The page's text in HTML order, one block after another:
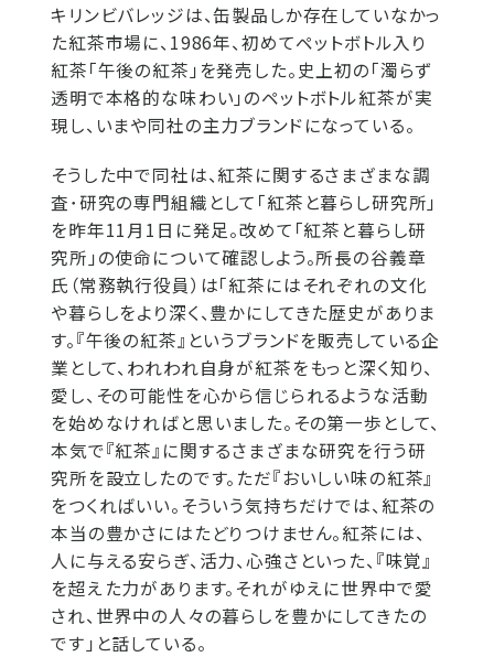
キリンビバレッジは、缶製品しか存在していなかっ
た紅茶市場に、1986年、初めてペットボトル入り
紅茶「午後の紅茶」を発売した。史上初の「濁らず
透明で本格的な味わい」のペットボトル紅茶が実
現し、いまや同社の主力ブランドになっている。
そうした中で同社は、紅茶に関するさまざまな調
査･研究の専門組織として「紅茶と暮らし研究所」
を昨年11月1日に発足。改めて「紅茶と暮らし研
究所」の使命について確認しよう。所長の谷義章
氏（常務執行役員）は「紅茶にはそれぞれの文化
や暮らしをより深く、豊かにしてきた歴史がありま
す。『午後の紅茶』というブランドを販売している企
業として、われわれ自身が紅茶をもっと深く知り、
愛し、その可能性を心から信じられるような活動
を始めなければと思いました。その第一歩として、
本気で『紅茶』に関するさまざまな研究を行う研
究所を設立したのです。ただ『おいしい味の紅茶』
をつくればいい。そういう気持ちだけでは、紅茶の
本当の豊かさにはたどりつけません。紅茶には、
人に与える安らぎ、活力、心強さといった、『味覚』
を超えた力があります。それがゆえに世界中で愛
され、世界中の人々の暮らしを豊かにしてきたの
です」と話している。